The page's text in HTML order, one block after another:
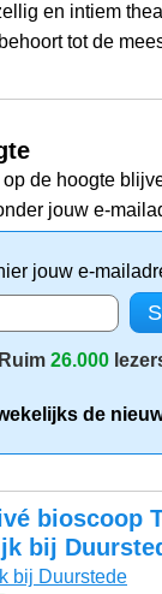
en intiem
tot de
de hoogte
jouw e-
jouw e-
Ruim 26.000
de
bioscoop
bij
bij Duurstede